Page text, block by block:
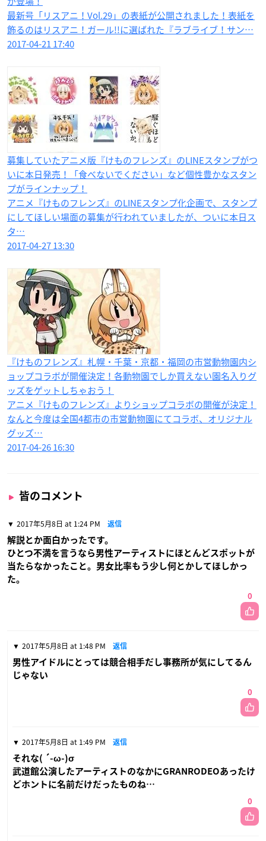
最新号「リスアニ！Vol.29」の表紙が公開されました！表紙を
飾るのはリスアニ！ガール!!に選ばれた『ラブライブ！サン…
2017-04-21 17:40
募集していたアニメ版『けものフレンズ』のLINEスタンプがつ
いに本日発売！「食べないでください」など個性豊かなスタン
プがラインナップ！
アニメ『けものフレンズ』のLINEスタンプ化企画で、スタンプ
にしてほしい場面の募集が行われていましたが、ついに本日ス
タ…
2017-04-27 13:30
『けものフレンズ』札幌・千葉・京都・福岡の市営動物園内シ
ョップコラボが開催決定！各動物園でしか買えない園名入りグ
ッズをゲットしちゃおう！
アニメ『けものフレンズ』よりショップコラボの開催が決定！
なんと今度は全国4都市の市営動物園にてコラボ、オリジナル
グッズ…
2017-04-26 16:30
皆のコメント
2017年5月8日 at 1:24 PM 返信
解説とか面白かったです。
ひとつ不満を言うなら男性アーティストにほとんどスポットが
当たらなかったこと。男女比率もう少し何とかしてほしかっ
た。
0
2017年5月8日 at 1:48 PM 返信
男性アイドルにとっては競合相手だし事務所が気にしてるん
じゃない
0
2017年5月8日 at 1:49 PM 返信
それな( ´-ω-)σ
武道館公演したアーティストのなかにGRANRODEOあったけ
どホントに名前だけだったものね…
0